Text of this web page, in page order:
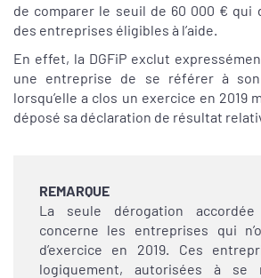
de comparer le seuil de 60 000 € qui
des entreprises éligibles à l’aide.
En effet, la DGFiP exclut
une entreprise de se référer à
lorsqu’elle a clos un exercice en 2019
déposé sa déclaration de résultat
REMARQUE
La seule dérogation
concerne les entreprises qui
d’exercice en 2019. Ces
logiquement, autorisées à